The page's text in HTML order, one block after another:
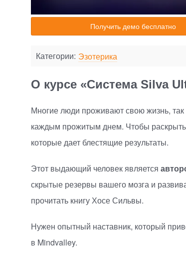
Получить демо бесплатно
Категории: Эзотерика
О курсе «Система Silva
Многие люди проживают свою жизнь,
каждым прожитым днем. Чтобы раскрыть
которые дает блестящие результаты.
Этот выдающий человек является
скрытые резервы вашего мозга и
прочитать книгу Хосе Сильвы.
Нужен опытный наставник, который
в Mindvalley.